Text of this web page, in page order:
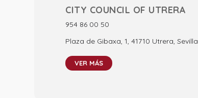
CITY COUNCIL OF UTRERA
954 86 00 50
Plaza de Gibaxa, 1, 41710 Utrera, Sevilla
VER MÁS